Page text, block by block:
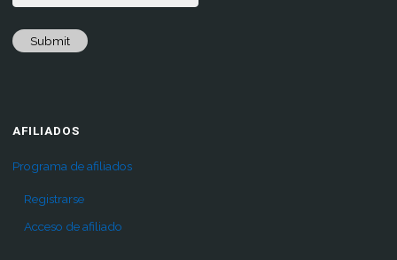
Submit
AFILIADOS
Programa de afiliados
Registrarse
Acceso de afiliado